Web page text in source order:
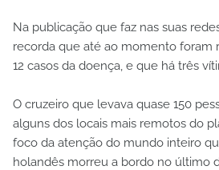
Na publicação que faz nas suas
recorda que até ao momento foram
12 casos da doença, e que há três
O cruzeiro que levava quase 150
alguns dos locais mais remotos do
foco da atenção do mundo inteiro
holandês morreu a bordo no último